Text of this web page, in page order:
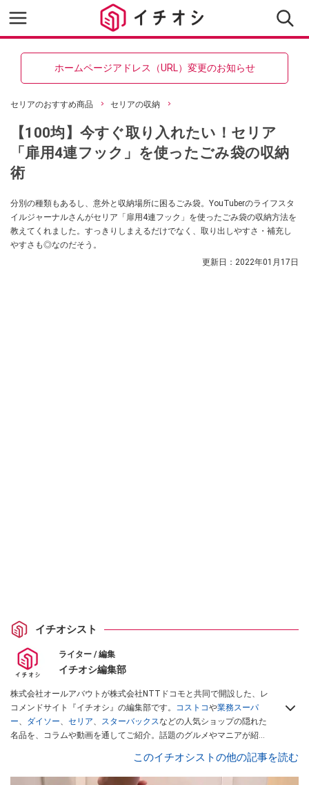
ホームページアドレス（URL）変更のお知らせ
セリアのおすすめ商品 セリアの収納
【100均】今すぐ取り入れたい！セリア
「扉用4連フック」を使ったごみ袋の収納
術
分別の種類もあるし、意外と収納場所に困るごみ袋。YouTuberのライフスタ
イルジャーナルさんがセリア「扉用4連フック」を使ったごみ袋の収納方法を
教えてくれました。すっきりしまえるだけでなく、取り出しやすさ・補充し
やすさも◎なのだそう。
更新日： 2022年01月17日
イチオシスト
ライター / 編集
イチオシ編集部
株式会社オールアバウトが株式会社NTTドコモと共同で開設した、レ
コメンドサイト『イチオシ』の編集部です。 コストコや業務スーパ
ー、 ダイソー、 セリア、 スターバックスなどの人気ショップの隠れた
名品を、コラムや動画を通してご紹介。話題のグルメやマニアが紹介
インフルエンサーが実際に使用してレビューしています。毎日トレン
ド情報をお届けしているので、ぜひGoogleニュースでフォローしてく
このイチオシストの他の記事を読む